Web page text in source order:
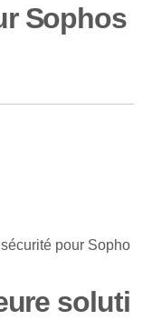
Sophos
soluti